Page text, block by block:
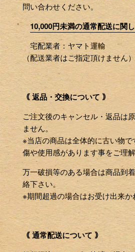
問い合わせください。
10,000円未満の通常配送に関
宅配業者：ヤマト運輸
（配送業者はご指定頂けません）
｟ 返品・交換について ｠
ご注文後のキャンセル・返品は
ません。
※当店の商品は全体的に古い物
傷や使用感があります事をご理
万一破損等のある場合は商品到
絡下さい。
※期間超過の場合はお受け出来か
｟ 通常配送について ｠